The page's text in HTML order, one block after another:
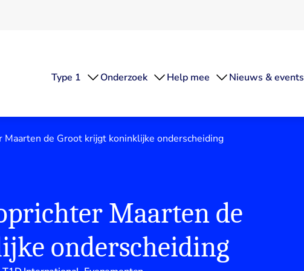
Type 1 Onderzoek Help mee Nieuws & events
de Groot krijgt koninklijke onderscheiding
Maarten de
onderscheiding